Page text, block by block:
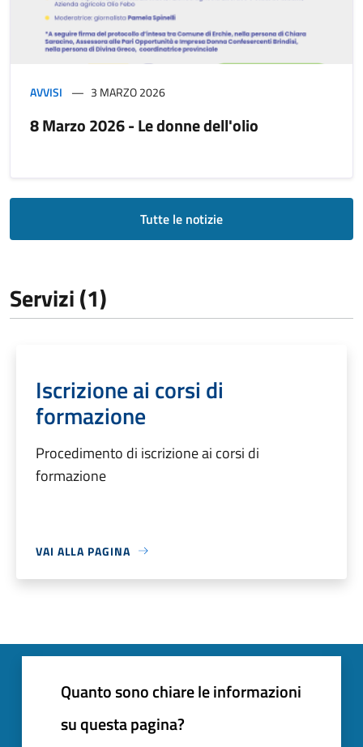
AVVISI 3 MARZO 2026
8 Marzo 2026 - Le donne dell'olio
Tutte le notizie
Servizi (1)
Iscrizione ai corsi di
formazione
Procedimento di iscrizione ai corsi di
formazione
VAI ALLA PAGINA
Quanto sono chiare le informazioni
su questa pagina?